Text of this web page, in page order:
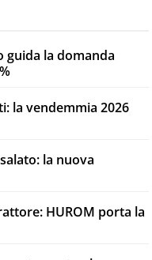
guida la domanda
la vendemmia 2026
la nuova
HUROM porta la